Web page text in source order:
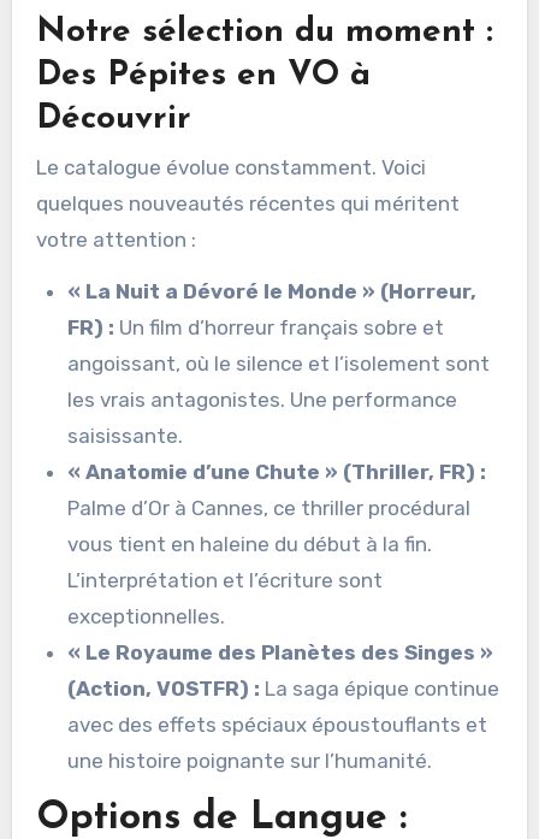
Notre sélection du moment :
Des Pépites en VO à
Découvrir
Le catalogue évolue constamment. Voici
quelques nouveautés récentes qui méritent
votre attention :
« La Nuit a Dévoré le Monde » (Horreur,
FR) : Un film d’horreur français sobre et
angoissant, où le silence et l’isolement sont
les vrais antagonistes. Une performance
saisissante.
« Anatomie d’une Chute » (Thriller, FR) :
Palme d’Or à Cannes, ce thriller procédural
vous tient en haleine du début à la fin.
L’interprétation et l’écriture sont
exceptionnelles.
« Le Royaume des Planètes des Singes »
(Action, VOSTFR) : La saga épique continue
avec des effets spéciaux époustouflants et
une histoire poignante sur l’humanité.
Options de Langue :